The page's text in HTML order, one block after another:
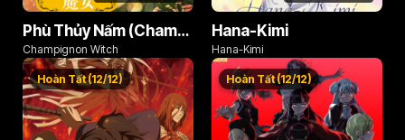
Phù Thủy Nấm (Champignon no Majo)
Champignon Witch
Hana-Kimi
Hana-Kimi
Hoàn Tất (12/12) Hoàn Tất (12/12)